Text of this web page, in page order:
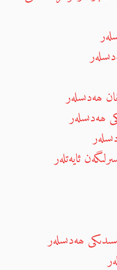
ھەدىسلەر
ھەدىسلەر
ئايەتلەر
ھەدىسلەر